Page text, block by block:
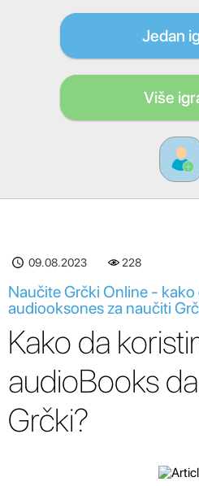
Jedan
Više
09.08.2023 228
Naučite Grčki Online - kako
audiooksones za naučiti
Kako da
audioBooks
Grčki?